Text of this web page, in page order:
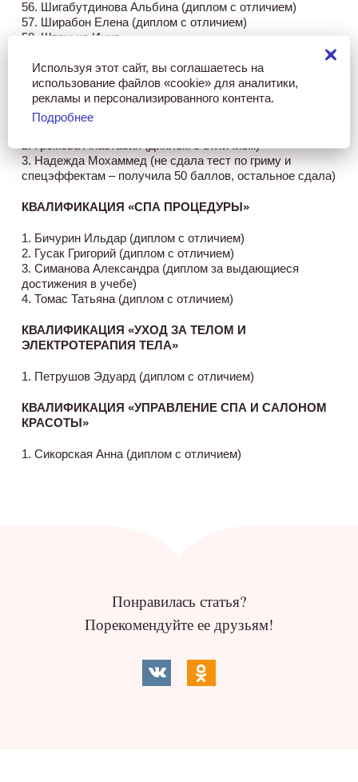
56. Шигабутдинова Альбина (диплом с отличием)
57. Ширабон Елена (диплом с отличием)
58. Штанько Инна
КВАЛИФИКАЦИЯ «СОЗДАНИЕ ОБРАЗОВ ДЛЯ
МОДЫ, ТЕАТРА И СМИ»
2. Громова Анастасия (диплом с отличием)
3. Надежда Мохаммед (не сдала тест по гриму и
спецэффектам – получила 50 баллов, остальное сдала)
КВАЛИФИКАЦИЯ «СПА ПРОЦЕДУРЫ»
1. Бичурин Ильдар (диплом с отличием)
2. Гусак Григорий (диплом с отличием)
3. Симанова Александра (диплом за выдающиеся
достижения в учебе)
4. Томас Татьяна (диплом с отличием)
КВАЛИФИКАЦИЯ «УХОД ЗА ТЕЛОМ И
ЭЛЕКТРОТЕРАПИЯ ТЕЛА»
1. Петрушов Эдуард (диплом с отличием)
КВАЛИФИКАЦИЯ «УПРАВЛЕНИЕ СПА И САЛОНОМ
КРАСОТЫ»
1. Сикорская Анна (диплом с отличием)
Понравилась статья?
Порекомендуйте ее друзьям!
Используя этот сайт, вы соглашаетесь на
использование файлов «cookie» для аналитики,
рекламы и персонализированного контента.
Подробнее